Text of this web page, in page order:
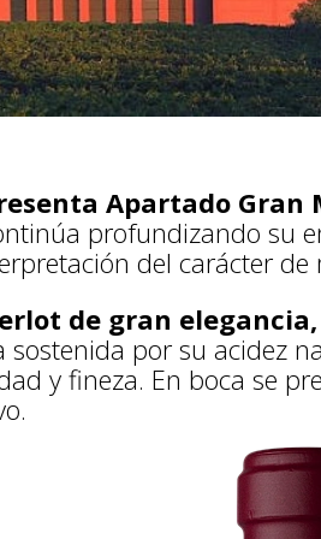
Apartado Gran
profundizando su
del carácter
de gran elegancia,
sostenida por su acidez
y fineza. En boca se